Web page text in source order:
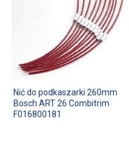
Nić do podkaszarki 260mm
Bosch ART 26 Combitrim
F016800181